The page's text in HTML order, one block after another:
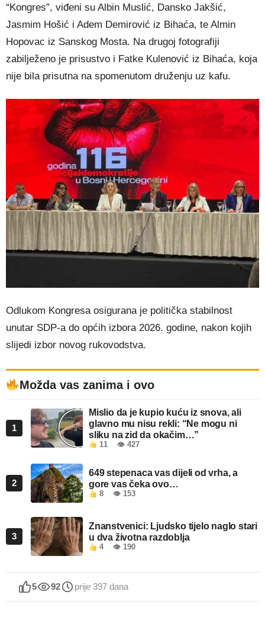
“Kongres”, viđeni su Albin Muslić, Dansko Jakšić,
Jasmim Hošić i Adem Demirović iz Bihaća, te Almin
Hopovac iz Sanskog Mosta. Na drugoj fotografiji
zabilježeno je prisustvo i Fatke Kulenović iz Bihaća, koja
nije bila prisutna na spomenutom druženju uz kafu.
Odlukom Kongresa osigurana je politička stabilnost
unutar SDP-a do općih izbora 2026. godine, nakon kojih
slijedi izbor novog rukovodstva.
Možda vas zanima i ovo
1
Mislio da je kupio kuću iz snova, ali
glavno mu nisu rekli: “Ne mogu ni
sliku na zid da okačim…”
11 👁 427
2
649 stepenaca vas dijeli od vrha, a
gore vas čeka ovo…
8 👁 153
3
Znanstvenici: Ljudsko tijelo naglo stari
u dva životna razdoblja
4 👁 190
5 92 prije 397 dana